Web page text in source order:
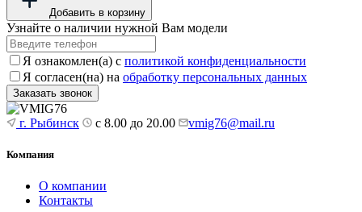
Добавить в корзину
Узнайте о наличии нужной Вам модели
Я ознакомлен(а) с политикой конфиденциальности
Я согласен(на) на обработку персональных данных
г. Рыбинск с 8.00 до 20.00 vmig76@mail.ru
Компания
О компании
Контакты